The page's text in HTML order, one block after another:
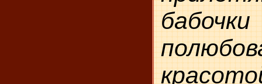
бабочки